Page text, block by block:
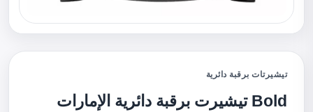
تيشيرتات برقبة دائرية
Bold تيشيرت برقبة دائرية الإمارات